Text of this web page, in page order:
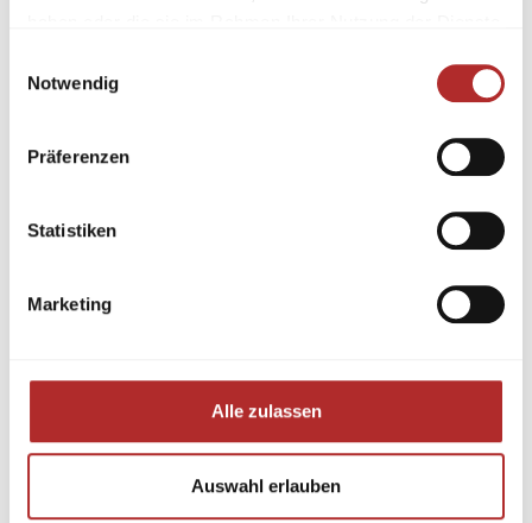
Notwendig
Präferenzen
Statistiken
Marketing
Alle zulassen
Auswahl erlauben